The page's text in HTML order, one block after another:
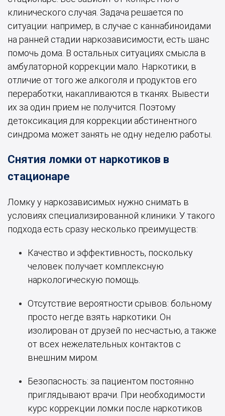
клинического случая. Задача решается по
ситуации: например, в случае с каннабиноидами
на ранней стадии наркозависимости, есть шанс
помочь дома. В остальных ситуациях смысла в
амбулаторной коррекции мало. Наркотики, в
отличие от того же алкоголя и продуктов его
переработки, накапливаются в тканях. Вывести
их за один прием не получится. Поэтому
детоксикация для коррекции абстинентного
синдрома может занять не одну неделю работы.
Снятия ломки от наркотиков в
стационаре
Ломку у наркозависимых нужно снимать в
условиях специализированной клиники. У такого
подхода есть сразу несколько преимуществ:
Качество и эффективность, поскольку
человек получает комплексную
наркологическую помощь.
Отсутствие вероятности срывов: больному
просто негде взять наркотики. Он
изолирован от друзей по несчастью, а также
от всех нежелательных контактов с
внешним миром.
Безопасность: за пациентом постоянно
приглядывают врачи. При необходимости
курс коррекции ломки после наркотиков